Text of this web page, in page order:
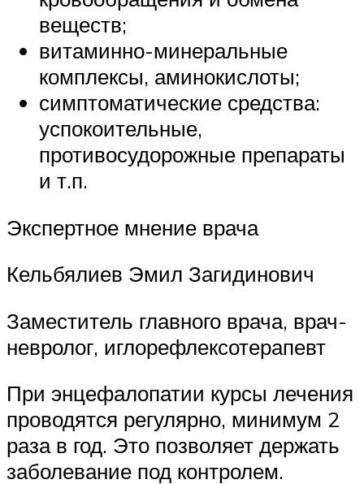
веществ;
витаминно-минеральные
комплексы, аминокислоты;
симптоматические средства:
успокоительные,
противосудорожные препараты
и т.п.
Экспертное мнение врача
Кельбялиев Эмил Загидинович
Заместитель главного врача, врач-
невролог, иглорефлексотерапевт
При энцефалопатии курсы лечения
проводятся регулярно, минимум 2
раза в год. Это позволяет держать
заболевание под контролем.